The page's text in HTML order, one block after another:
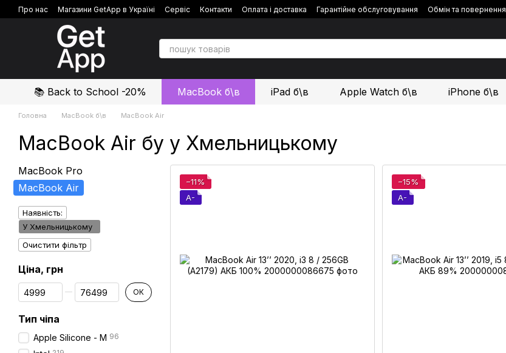
Перейти до основного контенту
Про нас Магазини GetApp в Україні Сервіс Контакти Оплата і доставка Гарантійне обслуговування Обмін та повернення
Політика конфіденційності
Відгуки про магазин
📚 Back to School -20% MacBook б\в iPad б\в Apple Watch б\в iPhone б\в
Головна MacBook б\в MacBook Air
MacBook Air бу у Хмельницькому
−11%
A-
−15%
A-
MacBook Pro
MacBook Air
Наявність:
У Хмельницькому
Очистити фільтр
Ціна, грн
Від Ціна, грн
До Ціна, грн ОК
Тип чіпа
Apple Silicone - M 96